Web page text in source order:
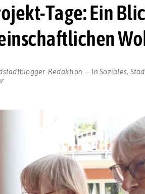
Tage: Ein
Redaktion In Soziales
zu
gemeinschaftlichen
Wohnens